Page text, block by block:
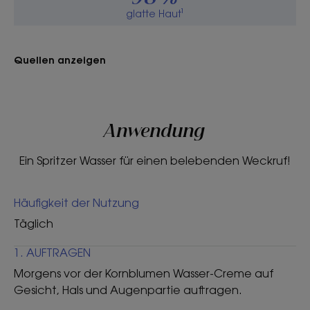
• Spendet Feuchtigkeit: natürliche Hyaluronsäure
versorgt*** und dadurch geglättet und
TEXTUR
Textur
glatte Haut¹
Quellen anzeigen
Anwendung
Ein Spritzer Wasser für einen belebenden Weckruf!
Häufigkeit der Nutzung
Täglich
1. AUFTRAGEN
Morgens vor der Kornblumen Wasser-Creme auf
Gesicht, Hals und Augenpartie auftragen.